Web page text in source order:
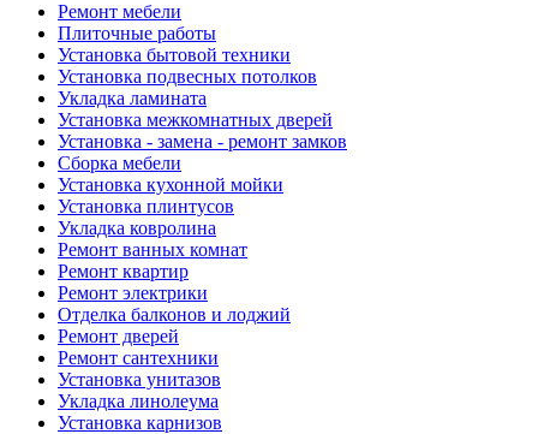
Ремонт мебели
Плиточные работы
Установка бытовой техники
Установка подвесных потолков
Укладка ламината
Установка межкомнатных дверей
Установка - замена - ремонт замков
Сборка мебели
Установка кухонной мойки
Установка плинтусов
Укладка ковролина
Ремонт ванных комнат
Ремонт квартир
Ремонт электрики
Отделка балконов и лоджий
Ремонт дверей
Ремонт сантехники
Установка унитазов
Укладка линолеума
Установка карнизов